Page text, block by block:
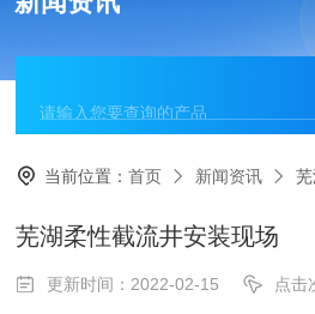
当前位置：首页 新闻资讯
芜湖柔性截流井安装现场
更新时间：2022-02-15 点击